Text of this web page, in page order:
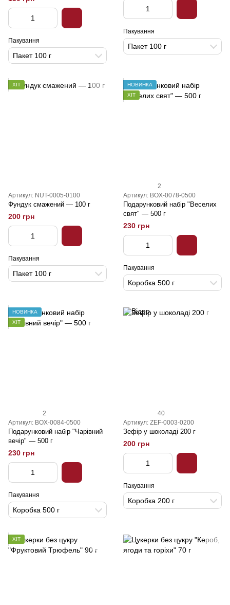
Пакування
Пакет 100 г
Пакування
Пакет 100 г
ХІТ
Артикул: NUT-0005-0100
Фундук смажений — 100 г
200 грн
Пакування
Пакет 100 г
НОВИНКА
ХІТ
2
Артикул: BOX-0078-0500
Подарунковий набір "Веселих
свят" — 500 г
230 грн
Пакування
Коробка 500 г
НОВИНКА
ХІТ
2
Артикул: BOX-0084-0500
Подарунковий набір "Чарівний
вечір" — 500 г
230 грн
Пакування
Коробка 500 г
40
Артикул: ZEF-0003-0200
Зефір у шоколаді 200 г
200 грн
Пакування
Коробка 200 г
ХІТ